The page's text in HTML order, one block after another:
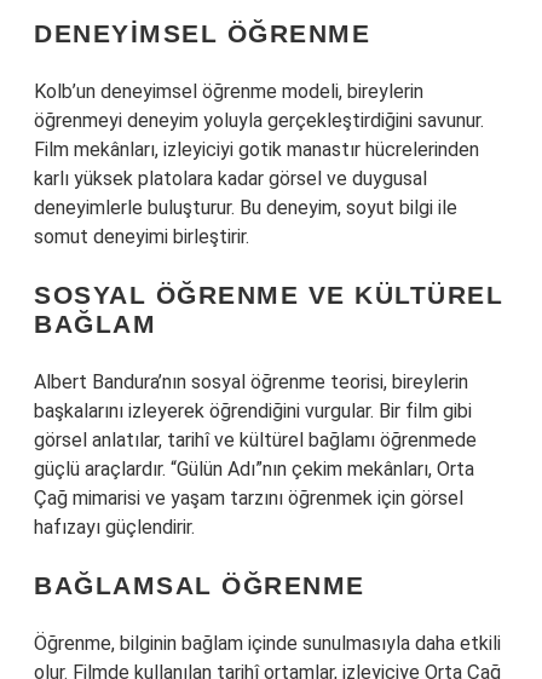
DENEYIMSEL ÖĞRENME
Kolb’un deneyimsel öğrenme modeli, bireylerin
öğrenmeyi deneyim yoluyla gerçekleştirdiğini savunur.
Film mekânları, izleyiciyi gotik manastır hücrelerinden
karlı yüksek platolara kadar görsel ve duygusal
deneyimlerle buluşturur. Bu deneyim, soyut bilgi ile
somut deneyimi birleştirir.
SOSYAL ÖĞRENME VE KÜLTÜREL
BAĞLAM
Albert Bandura’nın sosyal öğrenme teorisi, bireylerin
başkalarını izleyerek öğrendiğini vurgular. Bir film gibi
görsel anlatılar, tarihî ve kültürel bağlamı öğrenmede
güçlü araçlardır. “Gülün Adı”nın çekim mekânları, Orta
Çağ mimarisi ve yaşam tarzını öğrenmek için görsel
hafızayı güçlendirir.
BAĞLAMSAL ÖĞRENME
Öğrenme, bilginin bağlam içinde sunulmasıyla daha etkili
olur. Filmde kullanılan tarihî ortamlar, izleyiciye Orta Çağ